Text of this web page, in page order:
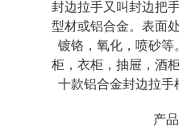
封边拉手又叫封边把
型材或铝合金。表面
镀铬，氧化，喷砂等
柜，衣柜，抽屉，酒
十款铝合金封边拉手
产